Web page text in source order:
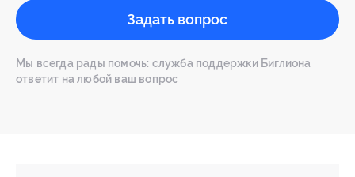
Задать вопрос
Мы всегда рады помочь: служба поддержки Биглиона
ответит на любой ваш вопрос